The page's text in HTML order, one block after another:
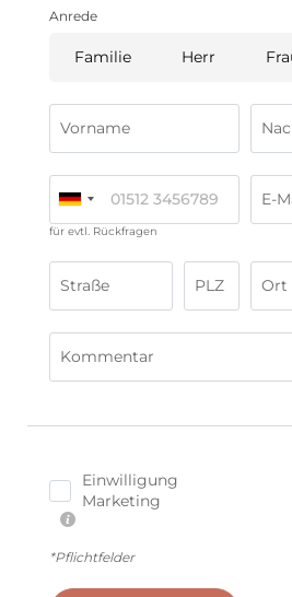
Exklusives Dinner in der
Sehenswürdigkeiten und
Anrede
Familie Herr
Vorname
für evtl. Rückfragen
E-
Straße PLZ Ort
Kommentar
Einwilligung
Marketing
*Pflichtfelder